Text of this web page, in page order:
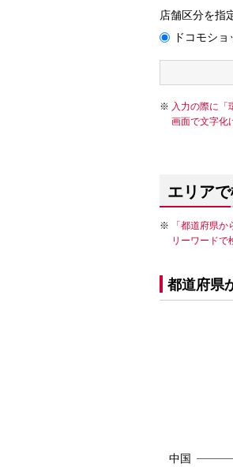
店舗区分を指
ドコモショ
入力の際に「
画面で文字化
エリア
「都道府県
リーワードで
都道府県
中国